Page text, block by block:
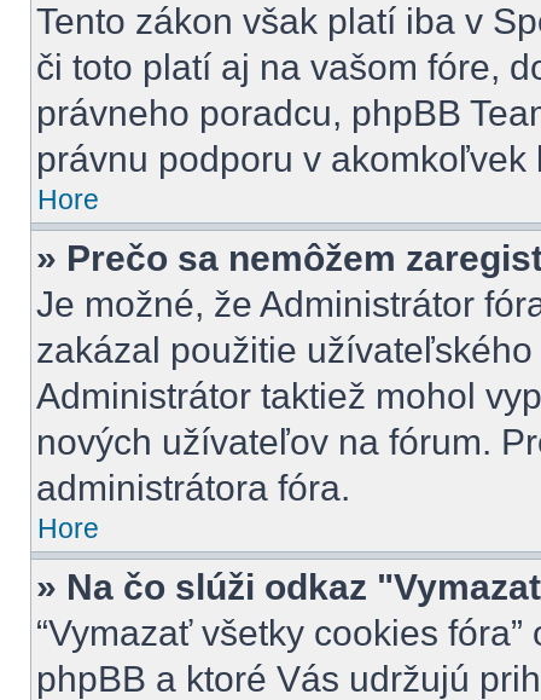
Tento zákon však platí iba v
či toto platí aj na vašom fóre,
právneho poradcu, phpBB
právnu podporu v akomkoľvek
Hore
» Prečo sa nemôžem
Je možné, že Administrátor
zakázal použitie
Administrátor taktiež mohol
nových užívateľov na fórum.
administrátora fóra.
Hore
» Na čo slúži odkaz
“Vymazať všetky cookies
phpBB a ktoré Vás udržujú